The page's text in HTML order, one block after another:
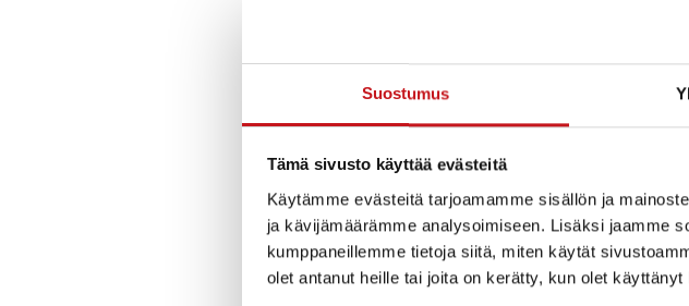
Suostumus
Tämä sivusto käyttää evästeitä
Käytämme evästeitä tarjoamamme sisällön ja
ja kävijämäärämme analysoimiseen. Lisäksi jaamme
kumppaneillemme tietoja siitä, miten käytät
olet antanut heille tai joita on kerätty, kun olet käyttänyt
Rautalammilla käynnistyy Etelä-
Hankkeen tavoitteena on tukea
kiinnostavaksi ja houkuttelevaksi
Kunnan mielestä tämä edellyttää
Hankkeeseen sisältyy mm.
rakentamiseksi ja Konnekosken